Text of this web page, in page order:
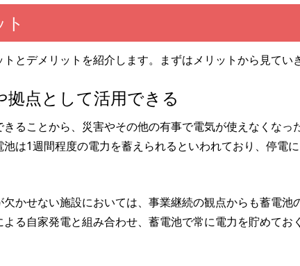
とデメリットを紹介します。まずはメリットから見てい
拠点として活用できる
ることから、災害やその他の有事で電気が使えなくなっ
は1週間程度の電力を蓄えられるといわれており、停電
かせない施設においては、事業継続の観点からも蓄電池
る自家発電と組み合わせ、蓄電池で常に電力を貯めてお